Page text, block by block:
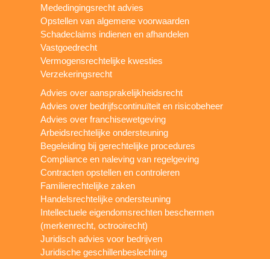
Mededingingsrecht advies
Opstellen van algemene voorwaarden
Schadeclaims indienen en afhandelen
Vastgoedrecht
Vermogensrechtelijke kwesties
Verzekeringsrecht
Advies over aansprakelijkheidsrecht
Advies over bedrijfscontinuïteit en risicobeheer
Advies over franchisewetgeving
Arbeidsrechtelijke ondersteuning
Begeleiding bij gerechtelijke procedures
Compliance en naleving van regelgeving
Contracten opstellen en controleren
Familierechtelijke zaken
Handelsrechtelijke ondersteuning
Intellectuele eigendomsrechten beschermen
(merkenrecht, octrooirecht)
Juridisch advies voor bedrijven
Juridische geschillenbeslechting